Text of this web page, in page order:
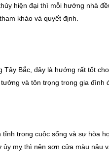
hiện đại thì mỗi hướng nhà
khảo và quyết định.
Tây Bắc, đây là hướng rất tốt
và tôn trọng trong gia đình
trong cuộc sống và sự hòa
mỵ thì nên sơn cửa màu nâu